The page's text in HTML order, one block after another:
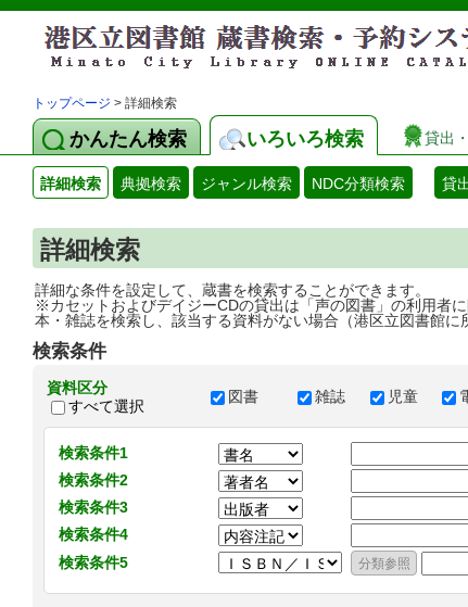
トップページ > 詳細検索
かんたん検索 いろいろ検索 貸出
詳細検索 典拠検索 ジャンル検索 NDC分類検索 貸
詳細検索
詳細な条件を設定して、蔵書を検索することができます。
※カセットおよびデイジーCDの貸出は「声の図書」の利用者に
本・雑誌を検索し、該当する資料がない場合（港区立図書館に
検索条件
資料区分
すべて選択
図書 雑誌 児童
検索条件1
検索条件2
検索条件3
検索条件4
検索条件5